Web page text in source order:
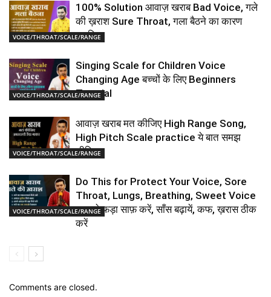
VOICE/THROAT/SCALE/RANGE
100% Solution आवाज़ खराब Bad Voice, गले
की ख़राश Sure Throat, गला बैठने का कारण
समझिए
VOICE/THROAT/SCALE/RANGE
Singing Scale for Children Voice
Changing Age बच्चों के लिए Beginners
Tutorial
VOICE/THROAT/SCALE/RANGE
आवाज़ खराब मत कीजिए High Range Song,
High Pitch Scale practice ये बात समझ
लीजिए
VOICE/THROAT/SCALE/RANGE
Do This for Protect Your Voice, Sore
Throat, Lungs, Breathing, Sweet Voice
गला, फेफड़ा साफ़ करें, साँस बढ़ायें, कफ, ख़रास ठीक
करें
Comments are closed.